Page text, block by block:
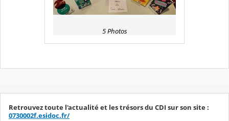
5 Photos
Retrouvez toute l'actualité et les trésors du CDI sur son site :
0730002f.esidoc.fr/